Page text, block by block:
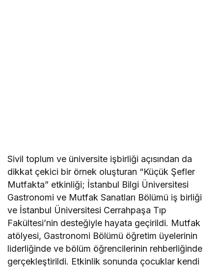
Sivil toplum ve üniversite işbirliği açısından da
dikkat çekici bir örnek oluşturan “Küçük Şefler
Mutfakta” etkinliği; İstanbul Bilgi Üniversitesi
Gastronomi ve Mutfak Sanatları Bölümü iş birliği
ve İstanbul Üniversitesi Cerrahpaşa Tıp
Fakültesi’nin desteğiyle hayata geçirildi. Mutfak
atölyesi, Gastronomi Bölümü öğretim üyelerinin
liderliğinde ve bölüm öğrencilerinin rehberliğinde
gerçekleştirildi. Etkinlik sonunda çocuklar kendi